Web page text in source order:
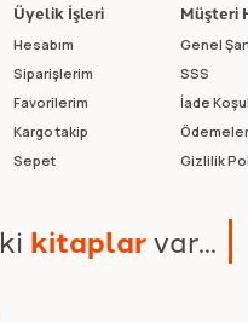
Üyelik İşleri
Hesabım
Siparişlerim
Favorilerim
Kargo takip
Sepet
Müşteri
Genel
SSS
İade
Ödemeler
Gizlilik
ki kitaplarvar...